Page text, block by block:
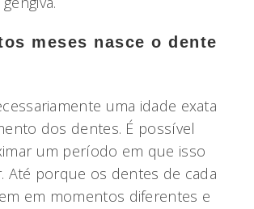
meses nasce o dente
uma idade exata
dos dentes. É possível
um período em que isso
Até porque os dentes de cada
em momentos diferentes e